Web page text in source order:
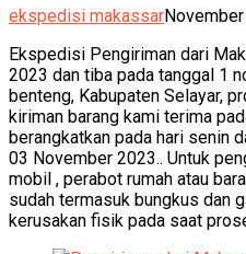
ekspedisi makassar
Ekspedisi Pengiriman dari
2023 dan tiba pada tanggal 1
benteng, Kabupaten Selayar,
kiriman barang kami terima
berangkatkan pada hari senin
03 November 2023.. Untuk
mobil , perabot rumah atau
sudah termasuk bungkus dan
kerusakan fisik pada saat